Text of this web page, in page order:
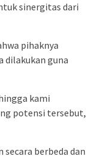
sinergitas dari
pihaknya
dilakukan guna
kami
potensi tersebut,
berbeda dan